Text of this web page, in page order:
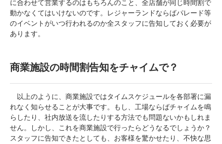
に合わせて営業するのはもちろんのこと、全店舗が同じ時間割で
動かなくてはいけないのです。レジャーランドならばパレード等
のイベントがいつ行われるのか全スタッフに告知しておく必要が
あります。
商業施設の時間割告知をチャイムで？
以上のように、商業施設ではタイムスケジュールを各部署に漏
れなく知らせることが大事です。もし、工場ならばチャイムを鳴
らしたり、社内放送を流したりする方法でも問題ないかもしれま
せん。しかし、これを商業施設で行ったらどうなるでしょうか？
スタッフに告知できたとしても、お客様を驚かせたり、不快な思